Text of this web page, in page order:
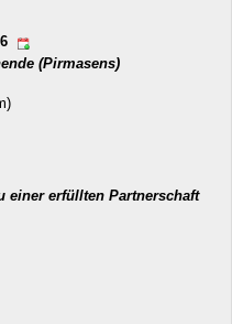
(Pirmasens)
einer erfüllten Partnerschaft